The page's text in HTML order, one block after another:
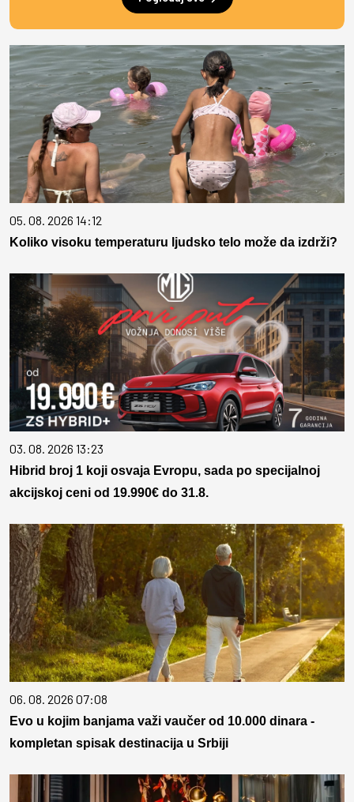
05. 08. 2026 14:12
Koliko visoku temperaturu ljudsko telo može da izdrži?
03. 08. 2026 13:23
Hibrid broj 1 koji osvaja Evropu, sada po specijalnoj
akcijskoj ceni od 19.990€ do 31.8.
06. 08. 2026 07:08
Evo u kojim banjama važi vaučer od 10.000 dinara -
kompletan spisak destinacija u Srbiji